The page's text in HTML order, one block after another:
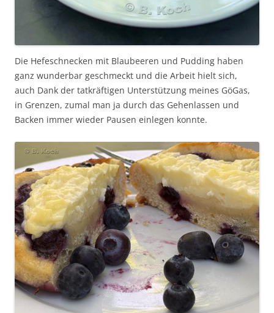
Die Hefeschnecken mit Blaubeeren und Pudding haben
ganz wunderbar geschmeckt und die Arbeit hielt sich,
auch Dank der tatkräftigen Unterstützung meines GöGas,
in Grenzen, zumal man ja durch das Gehenlassen und
Backen immer wieder Pausen einlegen konnte.